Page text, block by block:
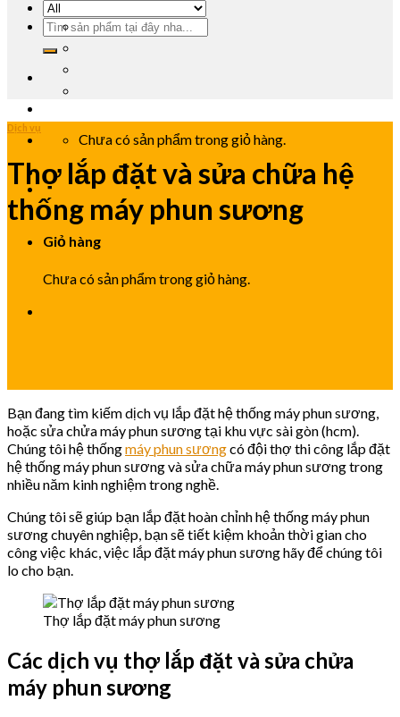
Chưa có sản phẩm trong giỏ hàng.
Giỏ hàng
Chưa có sản phẩm trong giỏ hàng.
Dịch vụ
Thợ lắp đặt và sửa chữa hệ
thống máy phun sương
Bạn đang tìm kiếm dịch vụ lắp đặt hệ thống máy phun sương,
hoặc sửa chửa máy phun sương tại khu vực sài gòn (hcm).
Chúng tôi hệ thốngmáy phun sươngcó đội thợ thi công lắp đặt
hệ thống máy phun sương và sửa chữa máy phun sương trong
nhiều năm kinh nghiệm trong nghề.
Chúng tôi sẽ giúp bạn lắp đặt hoàn chỉnh hệ thống máy phun
sương chuyên nghiệp, bạn sẽ tiết kiệm khoản thời gian cho
công việc khác, việc lắp đặt máy phun sương hãy để chúng tôi
lo cho bạn.
Thợ lắp đặt máy phun sương
Các dịch vụ thợ lắp đặt và sửa chửa
máy phun sương